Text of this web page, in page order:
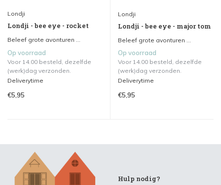
Londji
Londji - bee eye - rocket
Beleef grote avonturen ...
Op voorraad
Voor 14.00 besteld, dezelfde
(werk)dag verzonden.
Deliverytime
€5,95
Londji
Londji - bee eye - major tom
Beleef grote avonturen ...
Op voorraad
Voor 14.00 besteld, dezelfde
(werk)dag verzonden.
Deliverytime
€5,95
Hulp nodig?